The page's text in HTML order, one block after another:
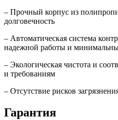
– Прочный корпус из
долговечность
– Автоматическая система
надежной работы и
– Экологическая чистота и
и требованиям
– Отсутствие рисков
Гарантия